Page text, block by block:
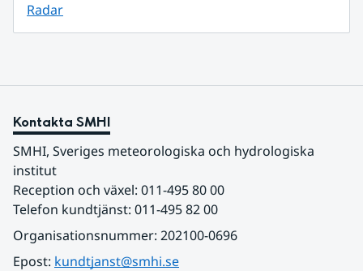
Radar
Kontakta SMHI
SMHI, Sveriges meteorologiska och hydrologiska
institut
Reception och växel: 011-495 80 00
Telefon kundtjänst: 011-495 82 00
Organisationsnummer: 202100-0696
Epost: kundtjanst@smhi.se